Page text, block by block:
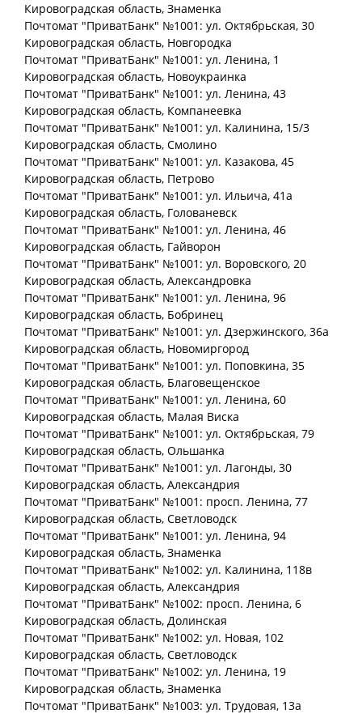
Кировоградская область, Знаменка
Почтомат "ПриватБанк" №1001: ул. Октябрьская, 30
Кировоградская область, Новгородка
Почтомат "ПриватБанк" №1001: ул. Ленина, 1
Кировоградская область, Новоукраинка
Почтомат "ПриватБанк" №1001: ул. Ленина, 43
Кировоградская область, Компанеевка
Почтомат "ПриватБанк" №1001: ул. Калинина, 15/3
Кировоградская область, Смолино
Почтомат "ПриватБанк" №1001: ул. Казакова, 45
Кировоградская область, Петрово
Почтомат "ПриватБанк" №1001: ул. Ильича, 41а
Кировоградская область, Голованевск
Почтомат "ПриватБанк" №1001: ул. Ленина, 46
Кировоградская область, Гайворон
Почтомат "ПриватБанк" №1001: ул. Воровского, 20
Кировоградская область, Александровка
Почтомат "ПриватБанк" №1001: ул. Ленина, 96
Кировоградская область, Бобринец
Почтомат "ПриватБанк" №1001: ул. Дзержинского, 36а
Кировоградская область, Новомиргород
Почтомат "ПриватБанк" №1001: ул. Поповкина, 35
Кировоградская область, Благовещенское
Почтомат "ПриватБанк" №1001: ул. Ленина, 60
Кировоградская область, Малая Виска
Почтомат "ПриватБанк" №1001: ул. Октябрьская, 79
Кировоградская область, Ольшанка
Почтомат "ПриватБанк" №1001: ул. Лагонды, 30
Кировоградская область, Александрия
Почтомат "ПриватБанк" №1001: просп. Ленина, 77
Кировоградская область, Светловодск
Почтомат "ПриватБанк" №1001: ул. Ленина, 94
Кировоградская область, Знаменка
Почтомат "ПриватБанк" №1002: ул. Калинина, 118в
Кировоградская область, Александрия
Почтомат "ПриватБанк" №1002: просп. Ленина, 6
Кировоградская область, Долинская
Почтомат "ПриватБанк" №1002: ул. Новая, 102
Кировоградская область, Светловодск
Почтомат "ПриватБанк" №1002: ул. Ленина, 19
Кировоградская область, Знаменка
Почтомат "ПриватБанк" №1003: ул. Трудовая, 13а